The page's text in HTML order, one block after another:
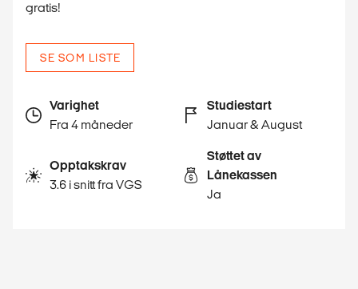
gratis!
SE SOM LISTE
Varighet
Fra 4 måneder
Studiestart
Januar & August
Opptakskrav
3.6 i snitt fra VGS
Støttet av
Lånekassen
Ja